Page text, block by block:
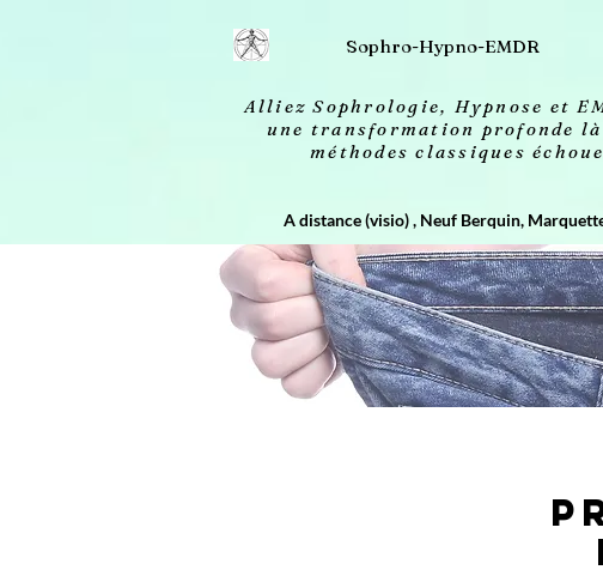
Sophro-Hypno-EMDR
Alliez Sophrologie, Hypnose et
une transformation profonde là
méthodes classiques
A distance (visio) , Neuf Berquin,